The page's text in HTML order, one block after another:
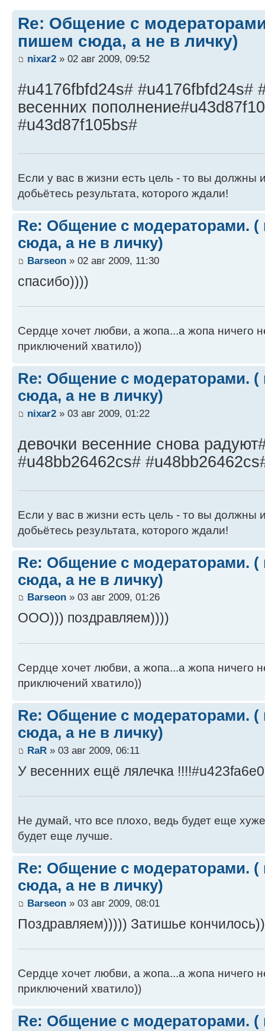
Re: Общение с
пишем сюда, а не в личку)
nixar2 » 02 авг 2009, 09:52
#u4176fbfd24s# #u4176fbfd24s#
весенних
#u43d87f105bs#
Если у вас в жизни есть цель - то вы должны
добьётесь результата, которого ждали!
Re: Общение с модераторами.
сюда, а не в личку)
Barseon » 02 авг 2009, 11:30
спасибо))))
Сердце хочет любви, а жопа...а жопа ничего
приключений хватило))
Re: Общение с модераторами.
сюда, а не в личку)
nixar2 » 03 авг 2009, 01:22
девочки весенние снова
#u48bb26462cs#
Если у вас в жизни есть цель - то вы должны
добьётесь результата, которого ждали!
Re: Общение с модераторами.
сюда, а не в личку)
Barseon » 03 авг 2009, 01:26
ООО))) поздравляем))))
Сердце хочет любви, а жопа...а жопа ничего
приключений хватило))
Re: Общение с модераторами.
сюда, а не в личку)
RaR » 03 авг 2009, 06:11
У весенних ещё лялечка
Не думай, что все плохо, ведь будет еще
будет еще лучше.
Re: Общение с модераторами.
сюда, а не в личку)
Barseon » 03 авг 2009, 08:01
Поздравляем))))) Затишье
Сердце хочет любви, а жопа...а жопа ничего
приключений хватило))
Re: Общение с модераторами.